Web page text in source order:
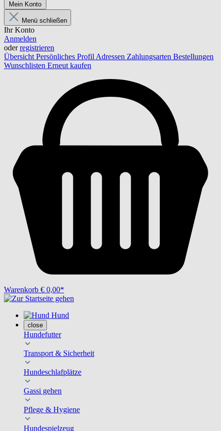
Mein Konto
Menü schließen
Ihr Konto
Anmelden
oderregistrieren
Übersicht Persönliches Profil Adressen Zahlungsarten Bestellungen
Wunschlisten Erneut kaufen
Warenkorb € 0,00*
Hund
close
Hundefutter
Transport & Sicherheit
Hundeschlafplätze
Gassi gehen
Pflege & Hygiene
Hundespielzeug